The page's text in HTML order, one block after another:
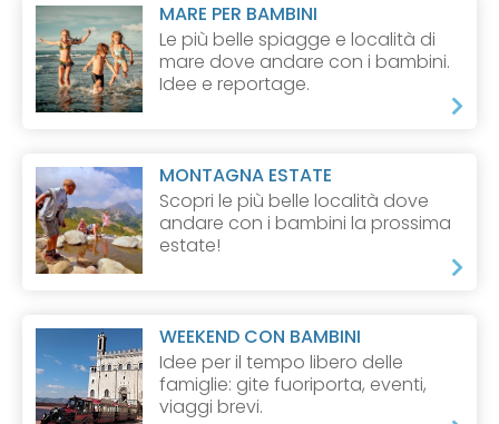
MARE PER BAMBINI
Le più belle spiagge e località di
mare dove andare con i bambini.
Idee e reportage.
MONTAGNA ESTATE
Scopri le più belle località dove
andare con i bambini la prossima
estate!
WEEKEND CON BAMBINI
Idee per il tempo libero delle
famiglie: gite fuoriporta, eventi,
viaggi brevi.